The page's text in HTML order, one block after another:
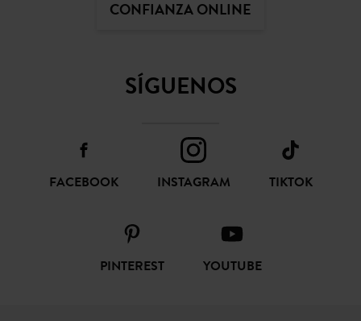
CONFIANZA ONLINE
SÍGUENOS
FACEBOOK INSTAGRAM TIKTOK
PINTEREST YOUTUBE